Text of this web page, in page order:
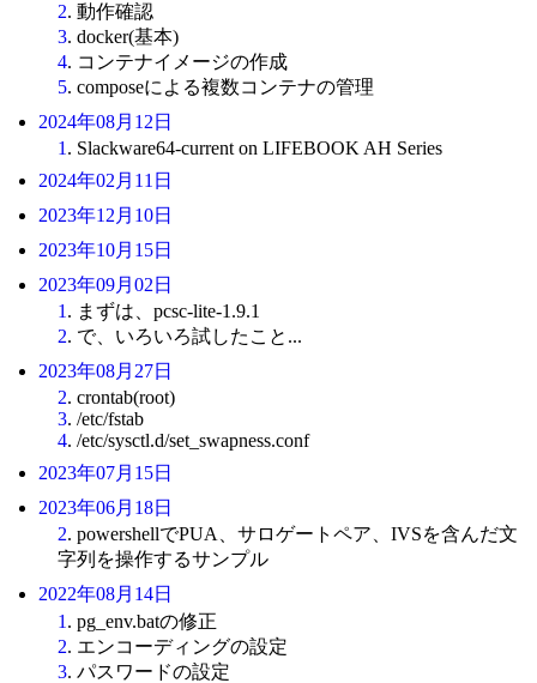
2. 動作確認
3. docker(基本)
4. コンテナイメージの作成
5. composeによる複数コンテナの管理
2024年08月12日
1 . Slackware64-current on LIFEBOOK AH Series
2024年02月11日
2023年12月10日
2023年10月15日
2023年09月02日
1 . まずは、pcsc-lite-1.9.1
2. で、いろいろ試したこと...
2023年08月27日
2. crontab(root)
3. /etc/fstab
4. /etc/sysctl.d/set_swapness.conf
2023年07月15日
2023年06月18日
2. powershellでPUA、サロゲートペア、IVSを含んだ文
字列を操作するサンプル
2022年08月14日
1 . pg_env.batの修正
2. エンコーディングの設定
3. パスワードの設定